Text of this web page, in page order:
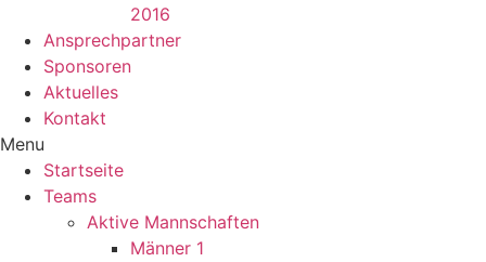
2016
Ansprechpartner
Sponsoren
Aktuelles
Kontakt
Menu
Startseite
Teams
Aktive Mannschaften
Männer 1